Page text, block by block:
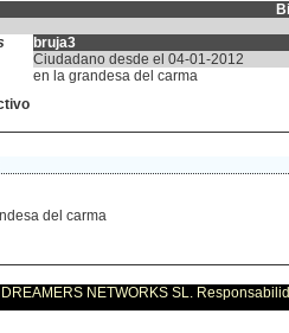
bruja3
Ciudadano desde el 04-01-2012
en la grandesa del carma
del carma
NETWORKS SL.